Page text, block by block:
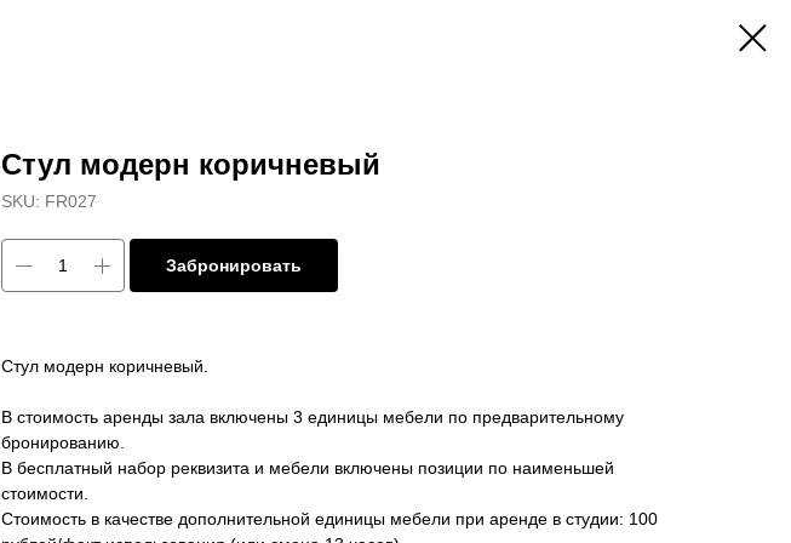
Стул модерн коричневый
SKU: FR027
Забронировать
Стул модерн коричневый.
В стоимость аренды зала включены 3 единицы мебели по предварительному
бронированию.
В бесплатный набор реквизита и мебели включены позиции по наименьшей
стоимости.
Стоимость в качестве дополнительной единицы мебели при аренде в студии: 100